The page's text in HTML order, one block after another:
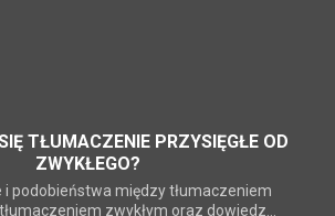
TŁUMACZENIE PRZYSIĘGŁE OD
ZWYKŁEGO?
i podobieństwa między tłumaczeniem
zwykłym oraz dowiedz...